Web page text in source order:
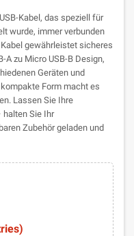
Kabel, das speziell für
wurde, immer verbunden
gewährleistet sicheres
A zu Micro USB-B Design,
Geräten und
Form macht es
Lassen Sie Ihre
halten Sie Ihr
Zubehör geladen und